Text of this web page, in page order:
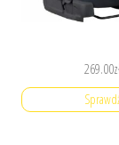
269.00